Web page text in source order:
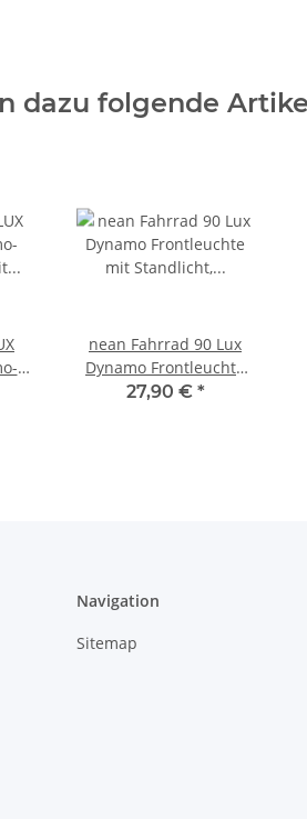
dazu folgende
nean Fahrrad 90 Lux
Dynamo Frontleuchte
mit Standlicht, Reflektor
27,90 € *
Navigation
Sitemap